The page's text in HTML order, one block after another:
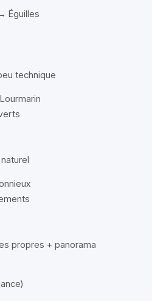
Éguilles
technique
propres + panorama